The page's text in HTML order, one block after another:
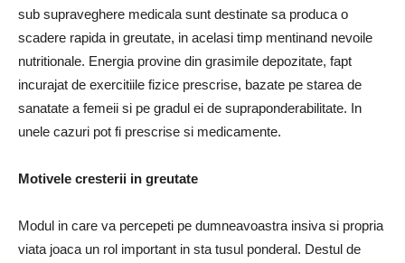
sub supraveghere medicala sunt destinate sa produca o
scadere rapida in greutate, in acelasi timp mentinand nevoile
nutritionale. Energia provine din grasimile depozitate, fapt
incurajat de exercitiile fizice prescrise, bazate pe starea de
sanatate a femeii si pe gradul ei de supraponderabilitate. In
unele cazuri pot fi prescrise si medicamente.
Motivele cresterii in greutate
Modul in care va percepeti pe dumneavoastra insiva si propria
viata joaca un rol important in sta tusul ponderal. Destul de